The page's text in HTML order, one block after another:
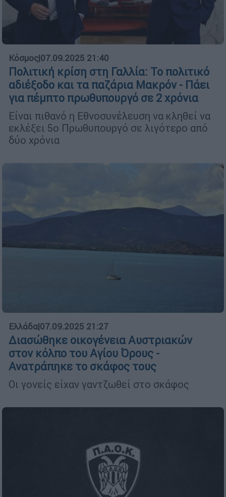
Κόσμος|07.09.2025 21:40
Πολιτική κρίση στη Γαλλία: Το πολιτικό
αδιέξοδο και τα παζάρια Μακρόν - Πάει
για πέμπτο πρωθυπουργό σε 2 χρόνια
Είναι πιθανό η Εθνοσυνέλευση να κληθεί να
εκλέξει 5ο Πρωθυπουργό σε λιγότερο από
δύο χρόνια
Ελλάδα|07.09.2025 21:27
Διασώθηκε οικογένεια Αυστριακών
στον κόλπο του Αγίου Όρους -
Ανατράπηκε το σκάφος τους
Οι γονείς είχαν γαντζωθεί στο σκάφος